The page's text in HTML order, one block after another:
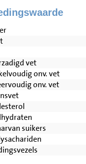
vet
onv. vet
onv. vet
suikers